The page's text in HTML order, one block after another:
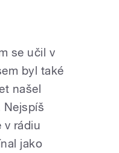
se učil v
byl také
našel
Nejspíš
v rádiu
jako